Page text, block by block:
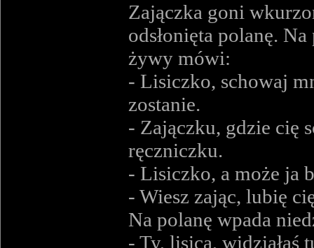
Zajączka goni
odsłonięta polanę.
żywy mówi:
- Lisiczko, schowaj
zostanie.
- Zajączku, gdzie cię
ręczniczku.
- Lisiczko, a może ja
- Wiesz zając, lubię
Na polanę wpada
- Ty, lisica, widziałaś